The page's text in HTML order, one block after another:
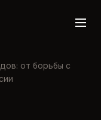
от борьбы с